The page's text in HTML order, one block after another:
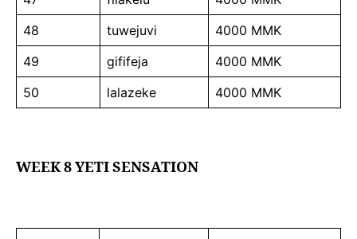
48
tuwejuvi
4000 MMK
49
gififeja
4000 MMK
50
lalazeke 4000 MMK
WEEK 8 YETI SENSATION